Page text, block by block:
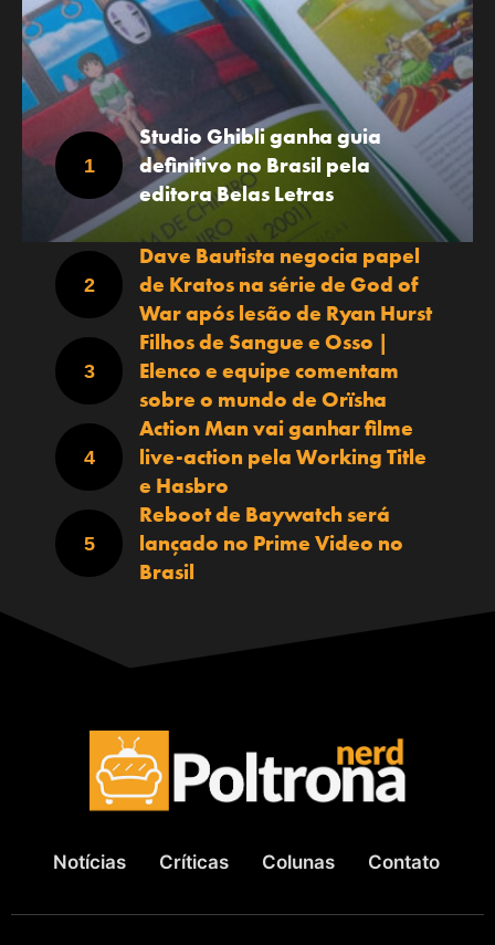
Studio Ghibli ganha guia
definitivo no Brasil pela
editora Belas Letras
Dave Bautista negocia papel
de Kratos na série de God of
War após lesão de Ryan Hurst
Filhos de Sangue e Osso |
Elenco e equipe comentam
sobre o mundo de Orïsha
Action Man vai ganhar filme
live-action pela Working Title
e Hasbro
Reboot de Baywatch será
lançado no Prime Video no
Brasil
Notícias Críticas Colunas Contato